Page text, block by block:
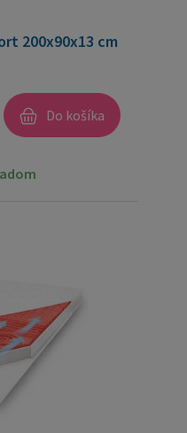
200x90x13 cm
Do košíka